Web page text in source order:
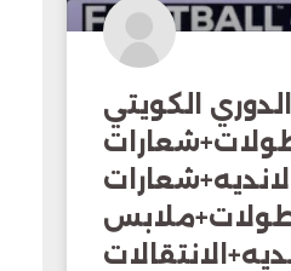
الدوري الكويتي FM26 +
الانديه+شعارات